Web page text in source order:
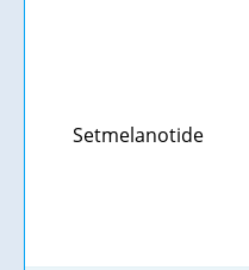
Setmelanotide